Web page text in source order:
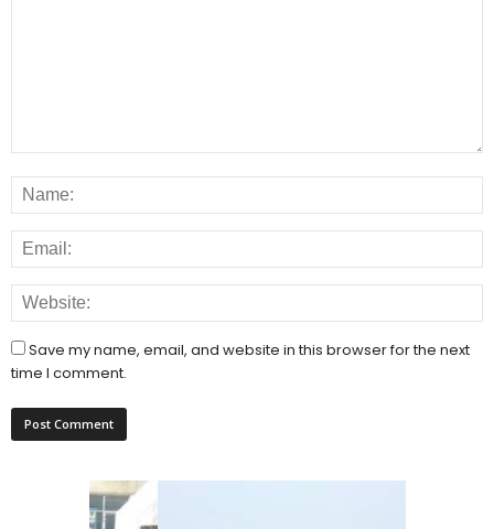
Save my name, email, and website in this browser for the next
time I comment.